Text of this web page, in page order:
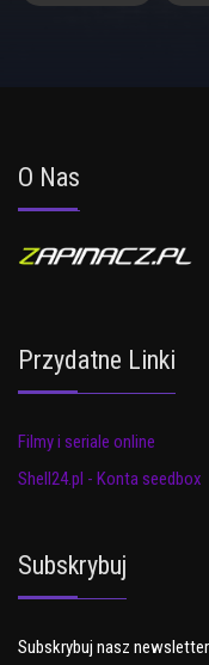
O Nas
Przydatne Linki
Filmy i seriale online
Shell24.pl - Konta seedbox
Subskrybuj
Subskrybuj nasz